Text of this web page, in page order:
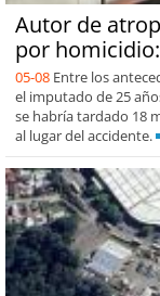
Autor de
por
05-08 Entre los
el imputado de 25
se habría tardado 18
al lugar del accidente.